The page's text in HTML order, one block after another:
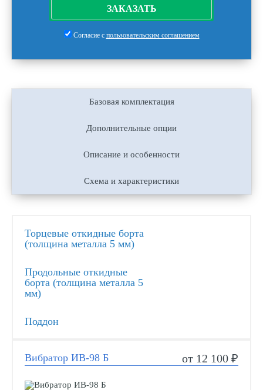
ЗАКАЗАТЬ
Согласие с пользовательским соглашением
Базовая комплектация
Дополнительные опции
Описание и особенности
Схема и характеристики
Торцевые откидные борта
(толщина металла 5 мм)
Продольные откидные
борта (толщина металла 5
мм)
Поддон
Вибратор ИВ-98 Б от 12 100 ₽